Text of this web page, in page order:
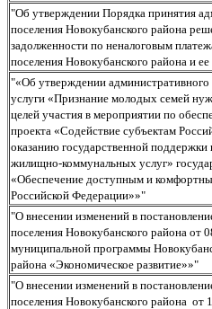
"Об утверждении Порядка принятия
поселения Новокубанского района
задолженности по неналоговым
поселения Новокубанского района и
"«Об утверждении
услуги «Признание молодых семей
целей участия в мероприятии по
проекта «Содействие субъектам
оказанию государственной
жилищно-коммунальных услуг»
«Обеспечение доступным и
Российской Федерации»»"
"О внесении изменений в
поселения Новокубанского района
муниципальной программы
района «Экономическое развитие»»"
"О внесении изменений в
поселения Новокубанского района